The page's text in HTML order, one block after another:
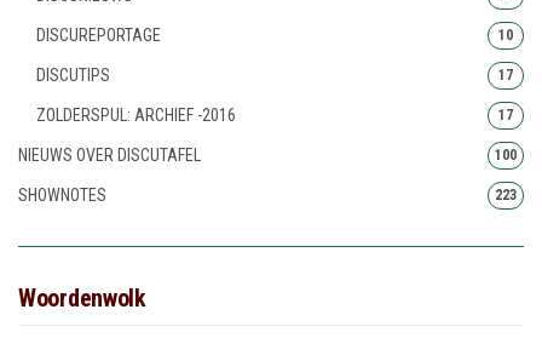
DISCUREPORTAGE 10
DISCUTIPS 17
ZOLDERSPUL: ARCHIEF -2016 17
NIEUWS OVER DISCUTAFEL 100
SHOWNOTES 223
Woordenwolk